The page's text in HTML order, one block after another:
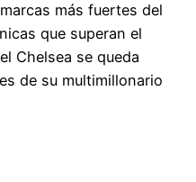
más fuertes del
que superan el
Chelsea se queda
de su multimillonario